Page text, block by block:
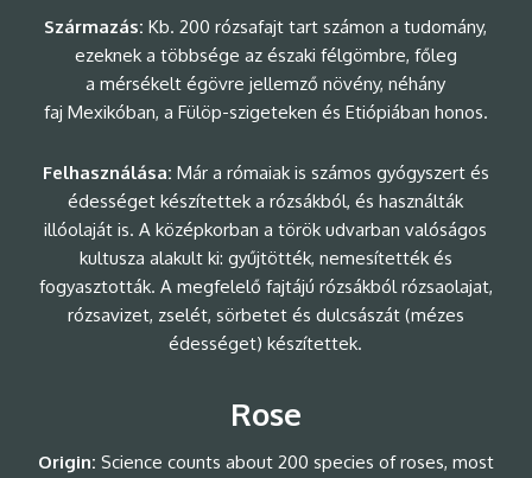
Származás: Kb. 200 rózsafajt tart számon a tudomány,
ezeknek a többsége az északi félgömbre, főleg
a mérsékelt égövre jellemző növény, néhány
faj Mexikóban, a Fülöp-szigeteken és Etiópiában honos.
Felhasználása: Már a rómaiak is számos gyógyszert és
édességet készítettek a rózsákból, és használták
illóolaját is. A középkorban a török udvarban valóságos
kultusza alakult ki: gyűjtötték, nemesítették és
fogyasztották. A megfelelő fajtájú rózsákból rózsaolajat,
rózsavizet, zselét, sörbetet és dulcsászát (mézes
édességet) készítettek.
Rose
Origin: Science counts about 200 species of roses, most